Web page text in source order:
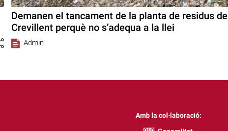
Demanen el tancament de la planta de residus de
Crevillent perquè no s’adequa a la llei
Admin
Amb la col·laboració: